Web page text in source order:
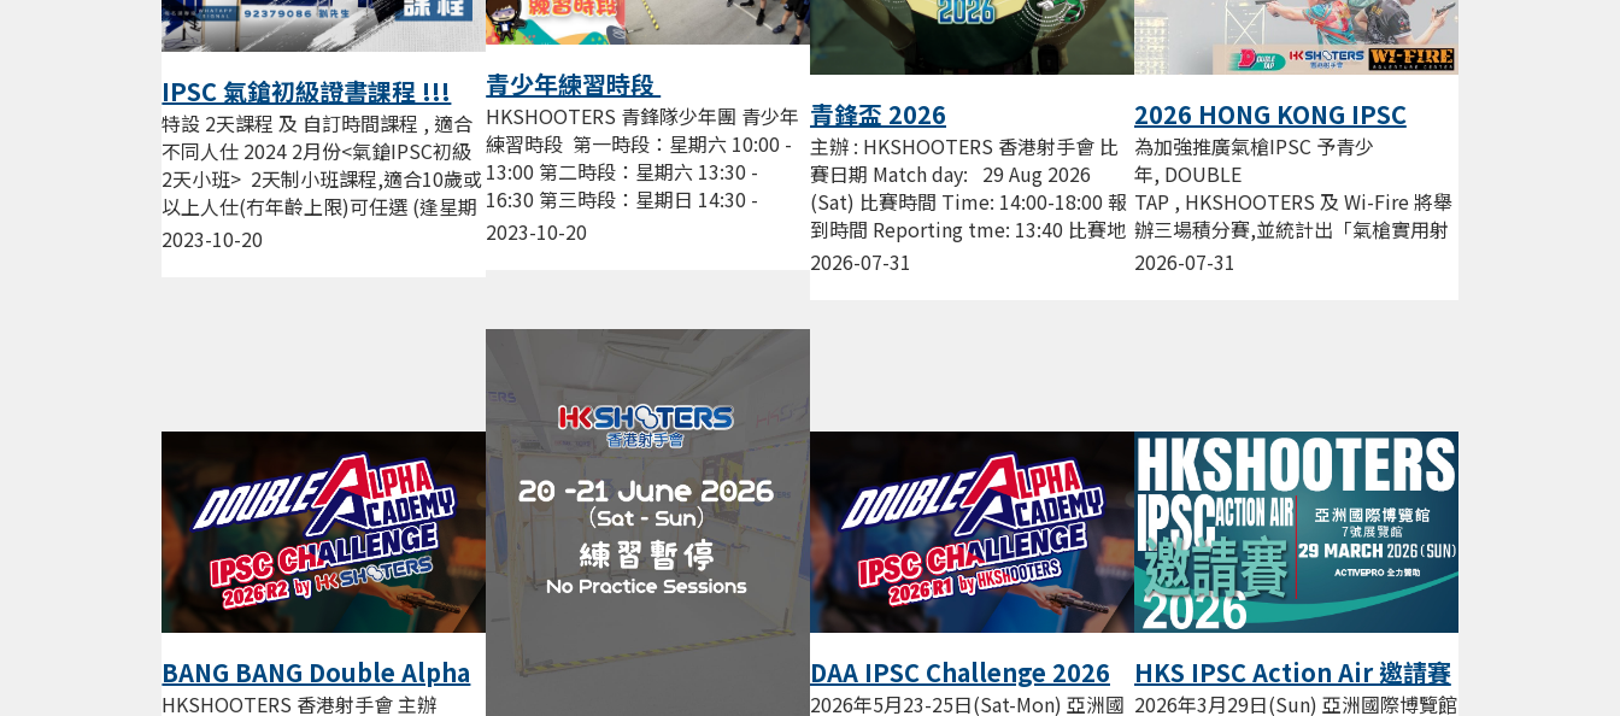
IPSC 氣鎗初級證書課程 !!!
2023-10-20
特設 2天課程 及 自訂時間課程 , 適合
不同人仕 2024 2月份<氣鎗IPSC初級
2天小班> 2天制小班課程,適合10歲或
以上人仕(冇年齡上限)可任選 (逢星期
三，五，六晚19:00...
青少年練習時段
2023-10-20
HKSHOOTERS 青鋒隊少年團 青少年
練習時段 第一時段：星期六 10:00 -
13:00 第二時段：星期六 13:30 -
16:30 第三時段：星期日 14:30 -
17:30 費用 : $200/節 由資深教練帶領
青鋒盃 2026
2026-07-31
主辦 : HKSHOOTERS 香港射手會 比
賽日期 Match day: 29 Aug 2026
(Sat) 比賽時間 Time: 14:00-18:00 報
到時間 Reporting tme: 13:40 比賽地
點...
2026 HONG KONG IPSC
Action AIR League
2026-07-31
為加強推廣氣槍IPSC 予青少
年, DOUBLE
TAP , HKSHOOTERS 及 Wi-Fire 將舉
辦三場積分賽,並統計出「氣槍實用射
擊精英射手」 獎項, 嘉許於2026年曾
BANG BANG Double Alpha
Academy IPSC Challenge
HKSHOOTERS 香港射手會 主辦
DAA IPSC Challenge 2026
R1 by HKSHOOTERS
2026年5月23-25日(Sat-Mon) 亞洲國
HKS IPSC Action Air 邀請賽
Mar 2026
2026年3月29日(Sun) 亞洲國際博覽館